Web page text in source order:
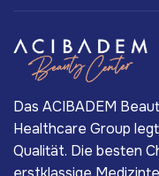
Das ACIBADEM
Healthcare Group
Qualität. Die besten